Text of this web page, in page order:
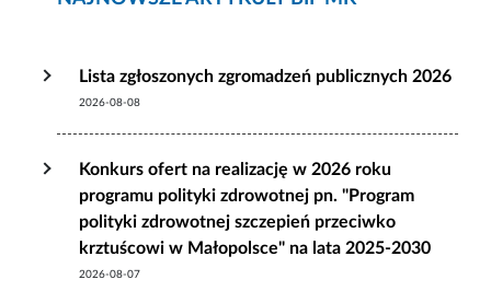
Lista zgłoszonych zgromadzeń publicznych 2026
2026-08-08
Konkurs ofert na realizację w 2026 roku
programu polityki zdrowotnej pn. "Program
polityki zdrowotnej szczepień przeciwko
krztuścowi w Małopolsce" na lata 2025-2030
2026-08-07